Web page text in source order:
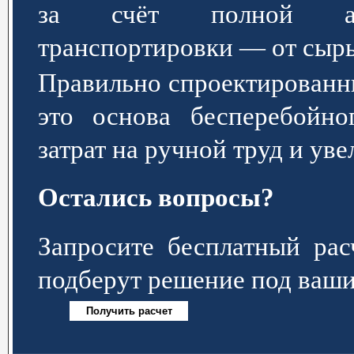
за счёт полной
транспортировки — от
Правильно
это основа
затрат на ручной труд и
Остались вопросы?
Запросите бесплатный
подберут решение под